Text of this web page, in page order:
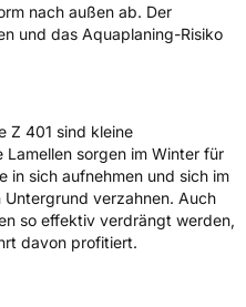
nach außen ab. Der
und das Aquaplaning-Risiko
Z 401 sind kleine
Lamellen sorgen im Winter für
in sich aufnehmen und sich im
verzahnen. Auch
so effektiv verdrängt werden,
davon profitiert.